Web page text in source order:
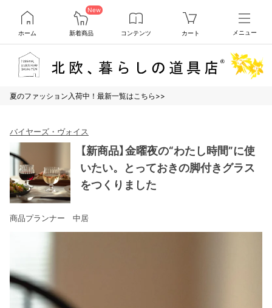
ホーム
New
新着商品 コンテンツ カート メニュー
夏のファッション入荷中！最新一覧はこちら>>
バイヤーズ・ヴォイス
【新商品】金曜夜の“わたし時間”に使
いたい。とっておきの脚付きグラス
をつくりました
商品プランナー 中居